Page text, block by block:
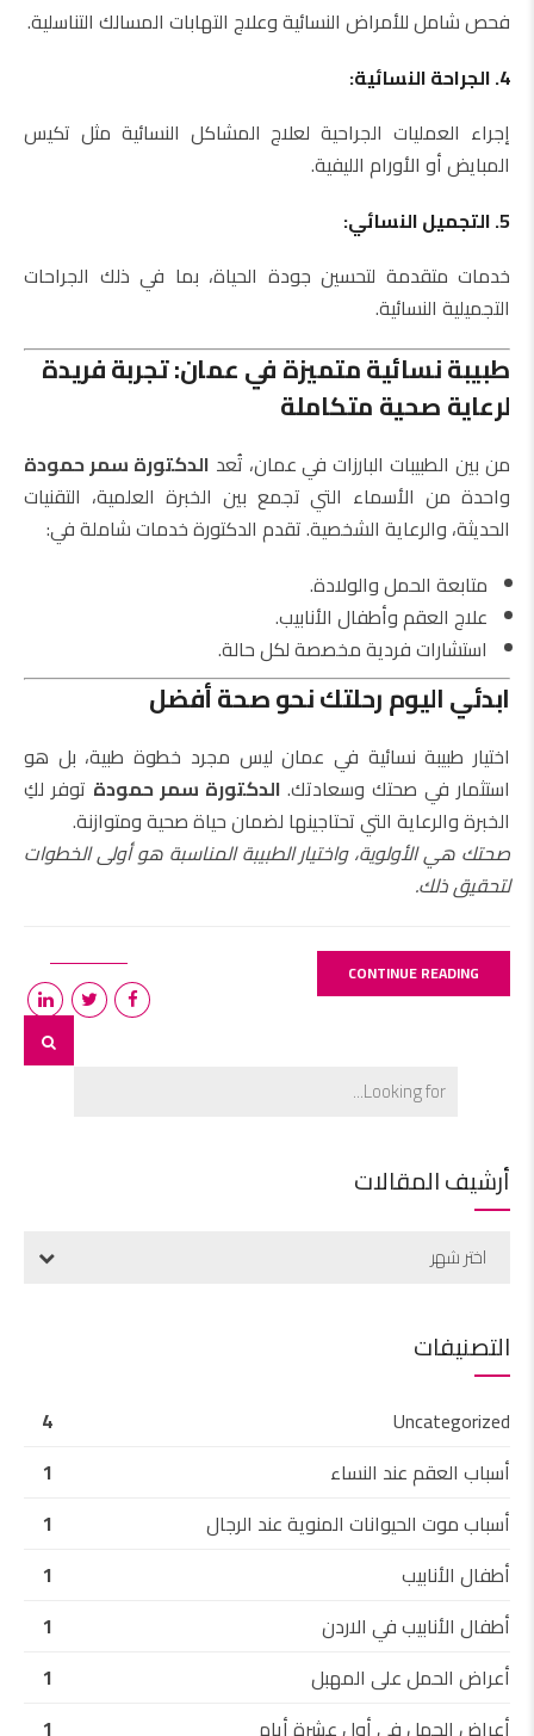
فحص شامل للأمراض النسائية وعلاج التهابات المسالك التناسلية.
4. الجراحة النسائية:
إجراء العمليات الجراحية لعلاج المشاكل النسائية مثل تكيس
المبايض أو الأورام الليفية.
5. التجميل النسائي:
خدمات متقدمة لتحسين جودة الحياة، بما في ذلك الجراحات
التجميلية النسائية.
طبيبة نسائية متميزة في عمان: تجربة فريدة
لرعاية صحية متكاملة
من بين الطبيبات البارزات في عمان، تُعد الدكتورة سمر حمودة
واحدة من الأسماء التي تجمع بين الخبرة العلمية، التقنيات
الحديثة، والرعاية الشخصية. تقدم الدكتورة خدمات شاملة في:
متابعة الحمل والولادة.
علاج العقم وأطفال الأنابيب.
استشارات فردية مخصصة لكل حالة.
ابدئي اليوم رحلتك نحو صحة أفضل
اختيار طبيبة نسائية في عمان ليس مجرد خطوة طبية، بل هو
استثمار في صحتك وسعادتك. الدكتورة سمر حمودة توفر لكِ
الخبرة والرعاية التي تحتاجينها لضمان حياة صحية ومتوازنة.
صحتك هي الأولوية، واختيار الطبيبة المناسبة هو أولى الخطوات
لتحقيق ذلك.
CONTINUE READING
أرشيف المقالات
اختر شهر
التصنيفات
Uncategorized
4
أسباب العقم عند النساء
1
أسباب موت الحيوانات المنوية عند الرجال
1
أطفال الأنابيب
1
أطفال الأنابيب في الاردن
1
أعراض الحمل على المهبل
1
أعراض الحمل في أول عشرة أيام
1